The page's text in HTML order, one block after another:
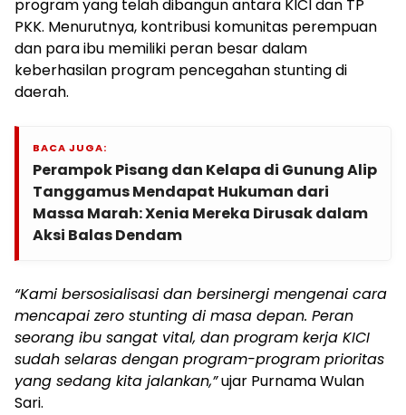
program yang telah dibangun antara KICI dan TP
PKK. Menurutnya, kontribusi komunitas perempuan
dan para ibu memiliki peran besar dalam
keberhasilan program pencegahan stunting di
daerah.
BACA JUGA:
Perampok Pisang dan Kelapa di Gunung Alip
Tanggamus Mendapat Hukuman dari
Massa Marah: Xenia Mereka Dirusak dalam
Aksi Balas Dendam
“Kami bersosialisasi dan bersinergi mengenai cara
mencapai zero stunting di masa depan. Peran
seorang ibu sangat vital, dan program kerja KICI
sudah selaras dengan program-program prioritas
yang sedang kita jalankan,”ujar Purnama Wulan
Sari.